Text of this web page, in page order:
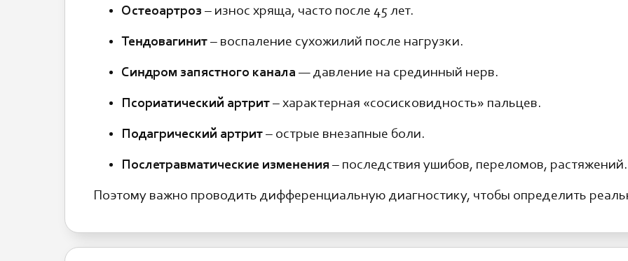
Остеоартроз – износ хряща, часто после 45 лет.
Тендовагинит – воспаление сухожилий после нагрузки.
Синдром запястного канала — давление на срединный нерв.
Псориатический артрит – характерная «сосисковидность» пальцев.
Подагрический артрит – острые внезапные боли.
Послетравматические изменения – последствия ушибов, переломов, растяжений.
Поэтому важно проводить дифференциальную диагностику, чтобы определить